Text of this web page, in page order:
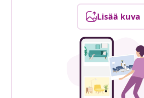
Lisää kuva